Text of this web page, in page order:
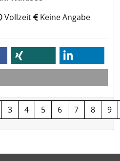
Vollzeit Keine Angabe
3 4 5 6 7 8 9